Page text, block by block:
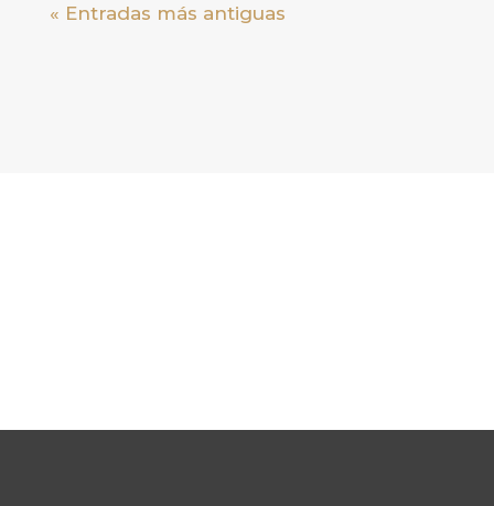
« Entradas más antiguas